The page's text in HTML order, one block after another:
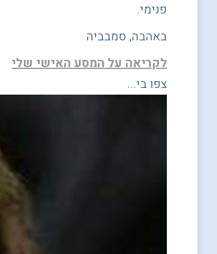
פנימי.
באהבה, סמבביה
לקריאה על המסע האישי שלי
צפו בי...